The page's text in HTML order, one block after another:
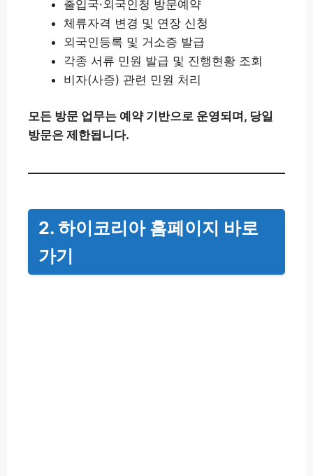
출입국·외국인청 방문예약
체류자격 변경 및 연장 신청
외국인등록 및 거소증 발급
각종 서류 민원 발급 및 진행현황 조회
비자(사증) 관련 민원 처리
모든 방문 업무는 예약 기반으로 운영되며, 당일
방문은 제한됩니다.
2. 하이코리아 홈페이지 바로
가기